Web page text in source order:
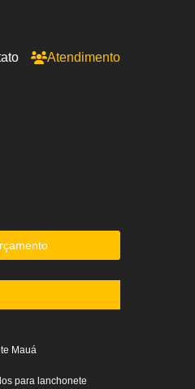
Atendimento
Mauá
para lanchonete